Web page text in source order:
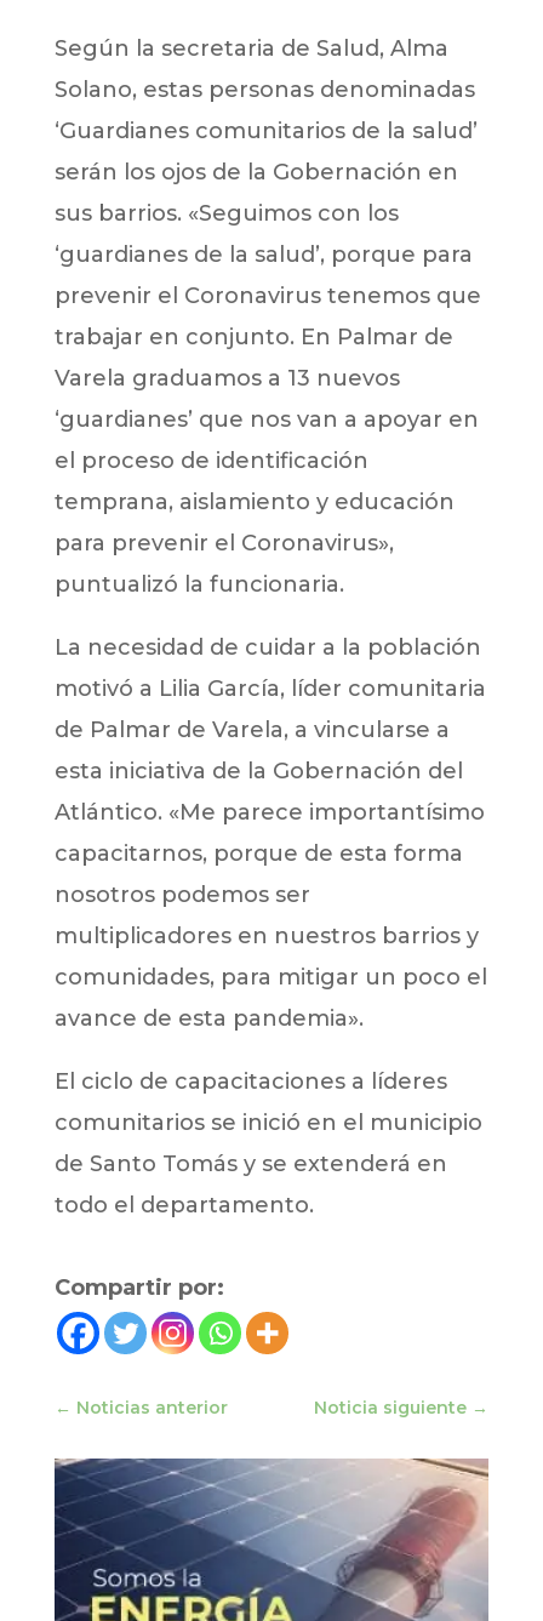
Según la secretaria de Salud, Alma
Solano, estas personas denominadas
‘Guardianes comunitarios de la salud’
serán los ojos de la Gobernación en
sus barrios. «Seguimos con los
‘guardianes de la salud’, porque para
prevenir el Coronavirus tenemos que
trabajar en conjunto. En Palmar de
Varela graduamos a 13 nuevos
‘guardianes’ que nos van a apoyar en
el proceso de identificación
temprana, aislamiento y educación
para prevenir el Coronavirus»,
puntualizó la funcionaria.
La necesidad de cuidar a la población
motivó a Lilia García, líder comunitaria
de Palmar de Varela, a vincularse a
esta iniciativa de la Gobernación del
Atlántico. «Me parece importantísimo
capacitarnos, porque de esta forma
nosotros podemos ser
multiplicadores en nuestros barrios y
comunidades, para mitigar un poco el
avance de esta pandemia».
El ciclo de capacitaciones a líderes
comunitarios se inició en el municipio
de Santo Tomás y se extenderá en
todo el departamento.
Compartir por:
← Noticias anterior Noticia siguiente →